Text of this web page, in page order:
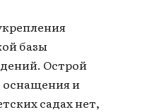
базы
Острой
оснащения и
садах нет,